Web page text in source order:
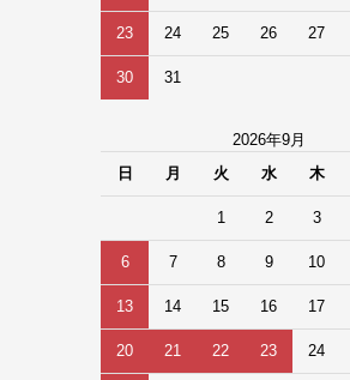
23 24 25 26 27
30 31
2026年9月
日
月 火 水 木
1 2 3
6 7 8 9 10
13 14 15 16 17
20 21 22 23 24